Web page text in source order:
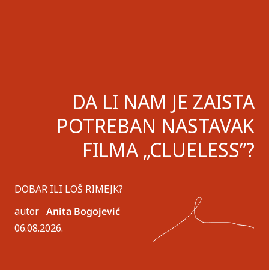
DA LI NAM JE ZAISTA
POTREBAN NASTAVAK
FILMA „CLUELESS”?
DOBAR ILI LOŠ RIMEJK?
autor Anita Bogojević
06.08.2026.